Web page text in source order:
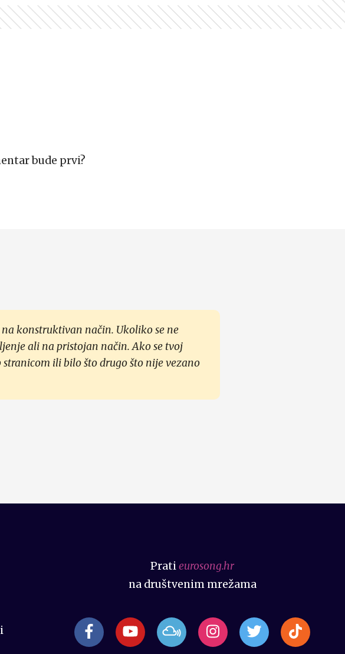
bude prvi?
konstruktivan način. Ukoliko se ne
ali na pristojan način. Ako se tvoj
ili bilo što drugo što nije vezano
Pratieurosong.hr
na društvenim mrežama